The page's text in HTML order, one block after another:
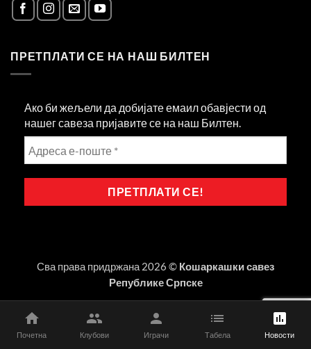
ПРЕТПЛАТИ СЕ НА НАШ БИЛТЕН
Ако би жељели да добијате емаил обавјести од
нашег савеза пријавите се на наш Билтен.
Сва права придржана 2026 © Кошаркашки савез
Републике Српске
Почетна Клубови Играчи Табела Новости